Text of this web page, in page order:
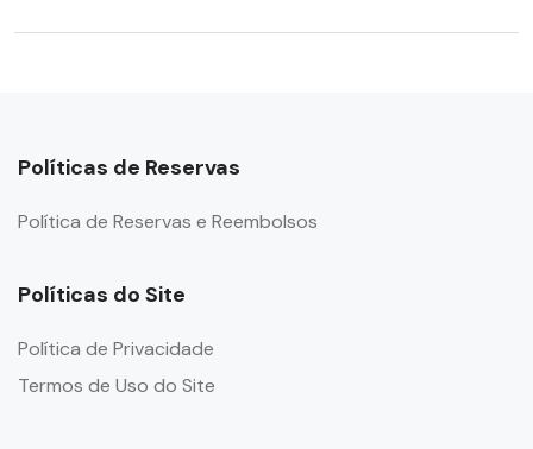
Políticas de Reservas
Política de Reservas e Reembolsos
Políticas do Site
Política de Privacidade
Termos de Uso do Site